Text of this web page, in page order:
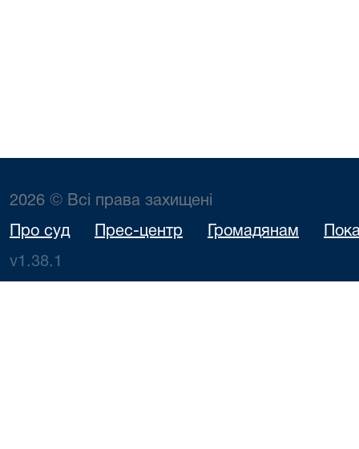
2026 © Всі права захищені
Про суд Прес-центр Громадянам
v1.38.1